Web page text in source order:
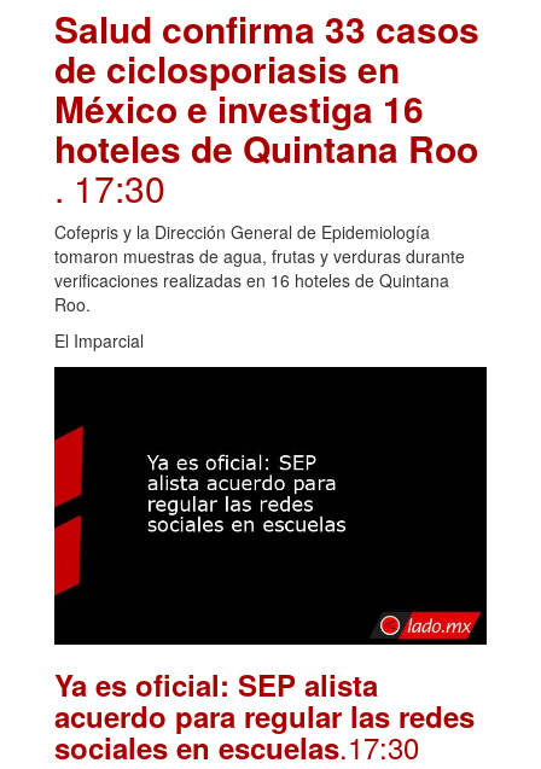
Salud confirma 33 casos
de ciclosporiasis en
México e investiga 16
hoteles de Quintana Roo
. 17:30
Cofepris y la Dirección General de Epidemiología
tomaron muestras de agua, frutas y verduras durante
verificaciones realizadas en 16 hoteles de Quintana
Roo.
El Imparcial
Ya es oficial: SEP alista
acuerdo para regular las redes
sociales en escuelas.17:30